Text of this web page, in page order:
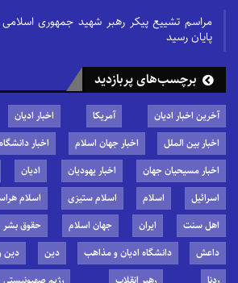
مراسم تشییع پیکر رهبر شهید جمهوری اسلامی
پایان رسید
برچسب‌های پربازدید
آخرین اخبار ادیان آمریکا اخبار ادیان
اخبار بین الملل
اخبار جهان اسلام اخبار
اخبار مسیحیان جهان
اخبار یهودیان ادیان
اسرائیل
اسلام اسلام ستیزی اسلام
اهل سنت
ایران جهان اسلام حقوق بشر
داعش
دانشگاه ادیان و مذاهب دین دین